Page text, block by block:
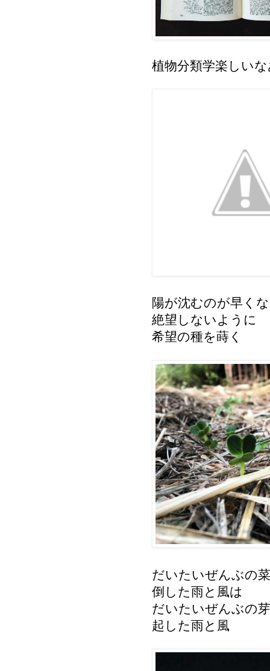
植物分類学楽しい
陽が沈むのが早く
絶望しないように
希望の種を蒔く
だいたいぜんぶの
倒した雨と風は
だいたいぜんぶの
起した雨と風